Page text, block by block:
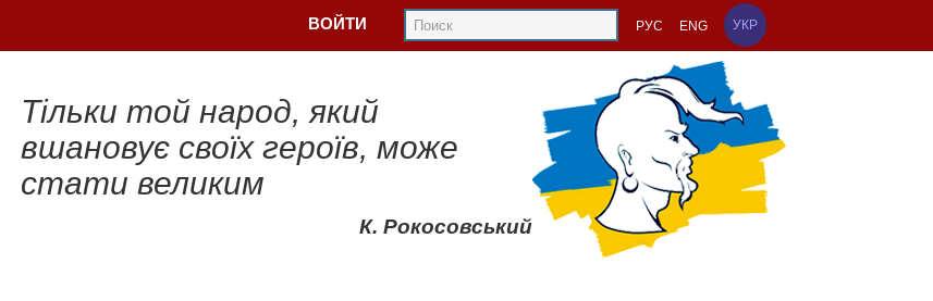
ВОЙТИ РУС ENG УКР
Тільки той народ, який
вшановує своїх героїв, може
стати великим
К. Рокосовський